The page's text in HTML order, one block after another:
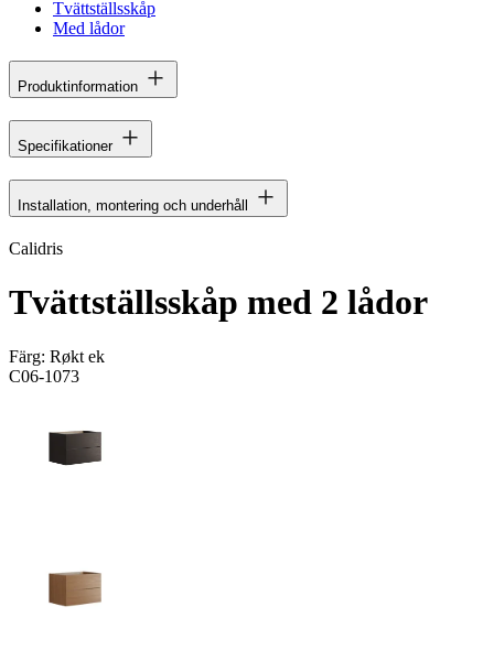
Tvättställsskåp
Med lådor
Produktinformation
Specifikationer
Installation, montering och underhåll
Calidris
Tvättställsskåp med 2 lådor
Färg: Røkt ek
C06-1073